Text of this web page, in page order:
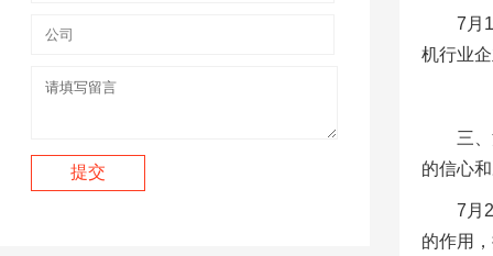
7月
机行业
三
的信心
7月
的作用